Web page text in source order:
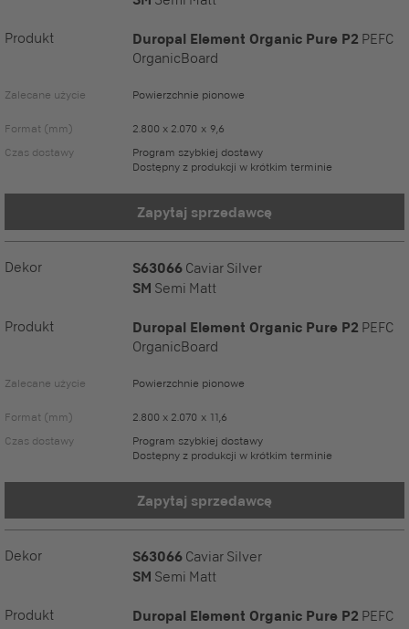
Produkt Duropal Element Organic Pure P2 PEFC
OrganicBoard
Zalecane użycie Powierzchnie pionowe
Format (mm)
2.800 x 2.070 x 9,6
Czas dostawy
Program szybkiej dostawy
Dostępny z produkcji w krótkim terminie
Zapytaj sprzedawcę
Dekor S63066 Caviar Silver
SM Semi Matt
Produkt Duropal Element Organic Pure P2 PEFC
OrganicBoard
Zalecane użycie Powierzchnie pionowe
Format (mm)
2.800 x 2.070 x 11,6
Czas dostawy
Program szybkiej dostawy
Dostępny z produkcji w krótkim terminie
Zapytaj sprzedawcę
Dekor S63066 Caviar Silver
SM Semi Matt
Produkt Duropal Element Organic Pure P2 PEFC